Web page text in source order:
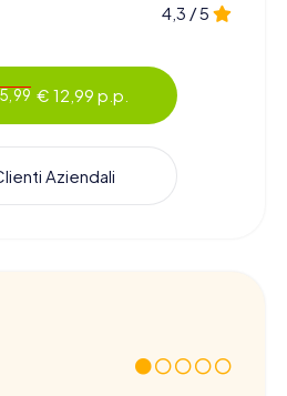
4,3 / 5
€ 12,99 p.p.
Aziendali